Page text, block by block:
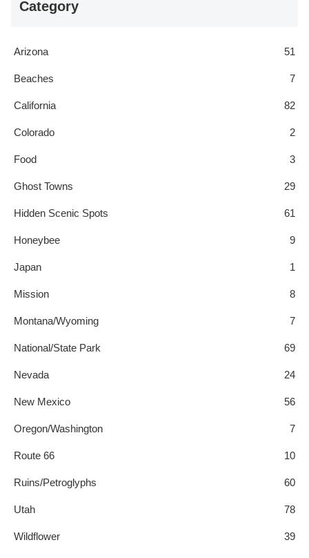
Category
Arizona 51
Beaches 7
California 82
Colorado 2
Food 3
Ghost Towns 29
Hidden Scenic Spots 61
Honeybee 9
Japan 1
Mission 8
Montana/Wyoming 7
National/State Park 69
Nevada 24
New Mexico 56
Oregon/Washington 7
Route 66 10
Ruins/Petroglyphs 60
Utah 78
Wildflower 39